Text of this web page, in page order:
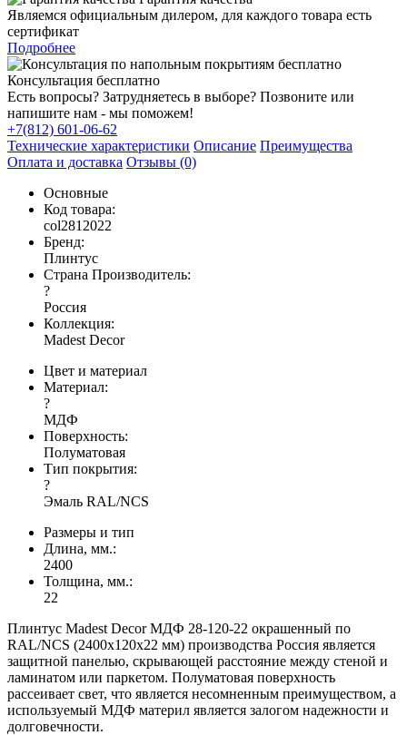
Являемся официальным дилером, для каждого товара есть
сертификат
Подробнее
Консультация бесплатно
Есть вопросы? Затрудняетесь в выборе? Позвоните или
напишите нам - мы поможем!
+7(812) 601-06-62
Технические характеристики Описание Преимущества
Оплата и доставка Отзывы (0)
Основные
Код товара:
col2812022
Бренд:
Плинтус
Страна Производитель:
?
Россия
Коллекция:
Madest Decor
Цвет и материал
Материал:
?
МДФ
Поверхность:
Полуматовая
Тип покрытия:
?
Эмаль RAL/NCS
Размеры и тип
Длина, мм.:
2400
Толщина, мм.:
22
Плинтус Madest Decor МДФ 28-120-22 окрашенный по
RAL/NCS (2400х120х22 мм) производства Россия является
защитной панелью, скрывающей расстояние между стеной и
ламинатом или паркетом. Полуматовая поверхность
рассеивает свет, что является несомненным преимуществом, а
используемый МДФ материл является залогом надежности и
долговечности.